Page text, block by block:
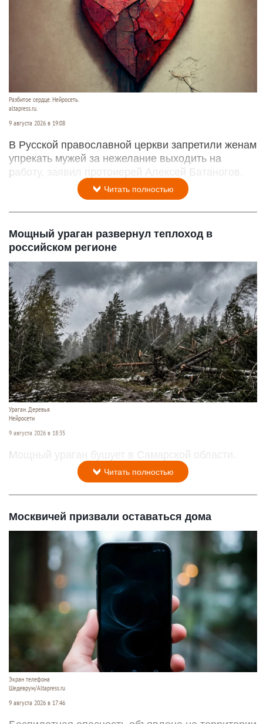
Разбитое сердце. Нейросеть.
altapress.ru.
9 августа 2026 в 19:08
В Русской православной церкви запретили женам
упрекать мужей за нежелание выходить на
работу, заявил протоиерей Алексей Батаногов.
Читать полностью
Мощный ураган развернул теплоход в
российском регионе
Ураган. Деревья
Нейросети
9 августа 2026 в 18:35
Мощный ураган бушует в Самарской области.
Читать полностью
Москвичей призвали оставаться дома
Экран телефона
Шедеврум/Altapress.ru
9 августа 2026 в 17:46